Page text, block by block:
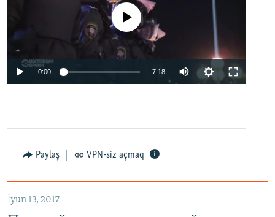
No media source currently available
0:00 7:18
Paylaş VPN-siz açmaq
İyun 13, 2017